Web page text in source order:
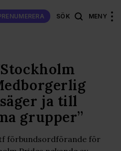
SÖK MENY
ja till
grupper”
förbundsordförande för